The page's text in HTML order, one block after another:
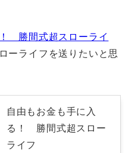
勝間式超スローライ
ーライフを送りたいと思
自由もお金も手に入
る！ 勝間式超スロー
ライフ